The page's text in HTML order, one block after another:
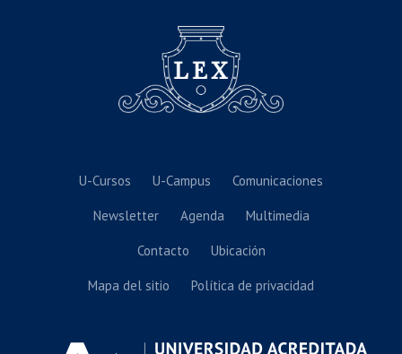
U-Cursos U-Campus Comunicaciones
Newsletter Agenda Multimedia
Contacto Ubicación
Mapa del sitio Política de privacidad